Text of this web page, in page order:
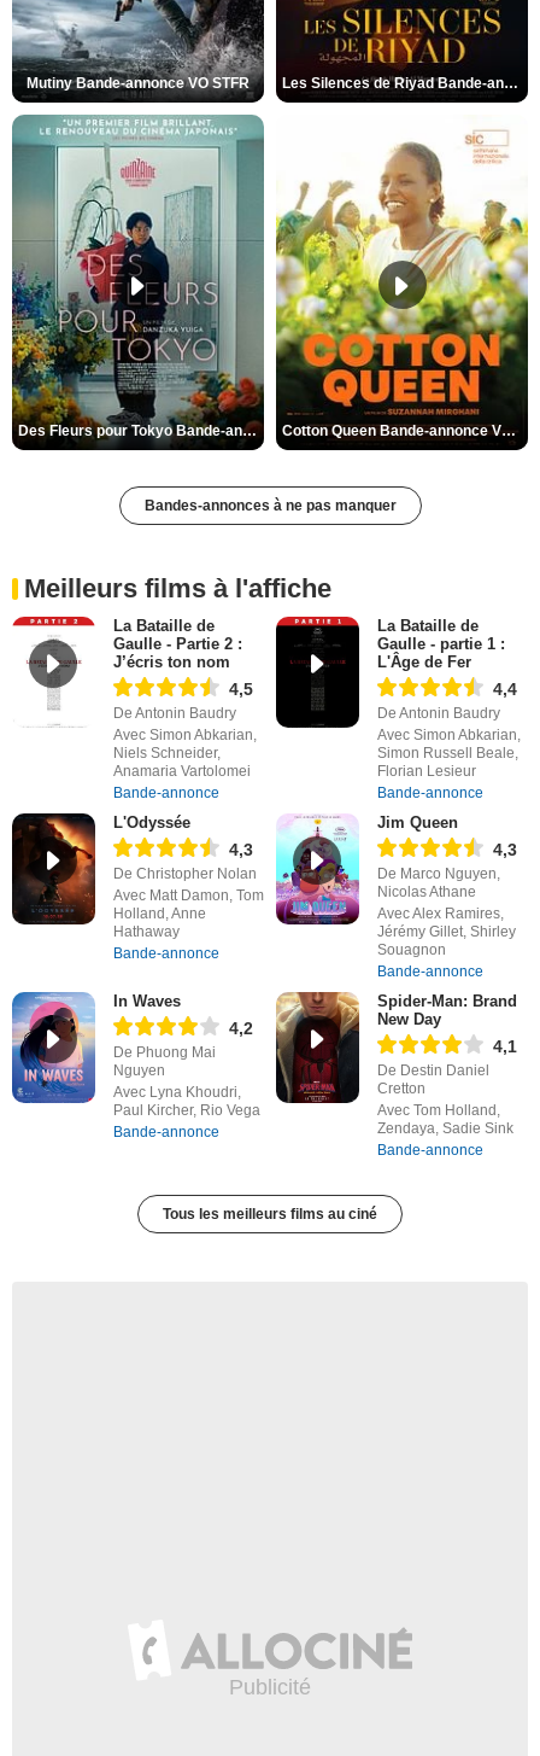
Mutiny Bande-annonce VO STFR Les Silences de Riyad Bande-annonce VO STFR
Des Fleurs pour Tokyo Bande-annonce VO STFR Cotton Queen Bande-annonce VO STFR
Bandes-annonces à ne pas manquer
Meilleurs films à l'affiche
La Bataille de
Gaulle - Partie 2 :
J’écris ton nom
4,5
De Antonin Baudry
Avec Simon Abkarian,
Niels Schneider,
Anamaria Vartolomei
Bande-annonce
La Bataille de
Gaulle - partie 1 :
L'Âge de Fer
4,4
De Antonin Baudry
Avec Simon Abkarian,
Simon Russell Beale,
Florian Lesieur
Bande-annonce
L'Odyssée
4,3
De Christopher Nolan
Avec Matt Damon, Tom
Holland, Anne
Hathaway
Bande-annonce
Jim Queen
4,3
De Marco Nguyen,
Nicolas Athane
Avec Alex Ramires,
Jérémy Gillet, Shirley
Souagnon
Bande-annonce
In Waves
4,2
De Phuong Mai
Nguyen
Avec Lyna Khoudri,
Paul Kircher, Rio Vega
Bande-annonce
Spider-Man: Brand
New Day
4,1
De Destin Daniel
Cretton
Avec Tom Holland,
Zendaya, Sadie Sink
Bande-annonce
Tous les meilleurs films au ciné